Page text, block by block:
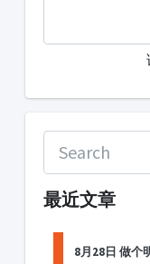
最近文章
8月28日 做个